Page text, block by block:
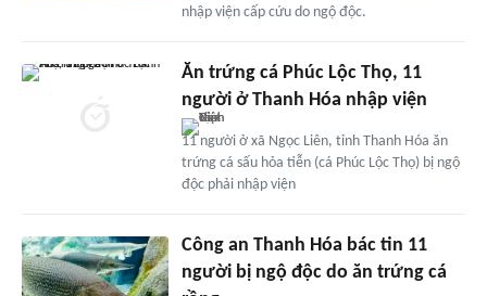
nhập viện cấp cứu do ngộ độc.
Ăn trứng cá Phúc Lộc Thọ, 11
người ở Thanh Hóa nhập viện
11 người ở xã Ngọc Liên, tỉnh Thanh Hóa ăn
trứng cá sấu hỏa tiễn (cá Phúc Lộc Thọ) bị ngộ
độc phải nhập viện
Công an Thanh Hóa bác tin 11
người bị ngộ độc do ăn trứng cá